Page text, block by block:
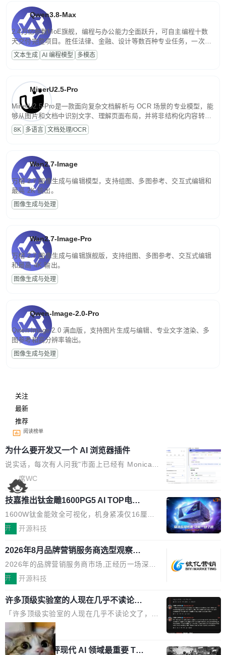
Qwen3.8-Max
2.4万亿参数MoE旗舰，编程与办公能力全面跃升，可自主编程十数
天交付完整项目。胜任法律、金融、设计等数百种专业任务，一次对
话端到端交付生产级成果。原生视觉理解贯穿规划、执行与验证全流
程，支持超长文档与长视频的深度语义解析。长程任务中自主规划与
文本生成 AI 编程模型 多模态
MinerU2.5-Pro
MinerU2.5-Pro是一款面向复杂文档解析与 OCR 场景的专业模型，能
够从图片和文档中识别文字、理解页面布局，并将非结构化内容转换
为便于存储、检索和二次处理的结构化结果。
8K 多语言 文档处理/OCR
Wan2.7-Image
万相 2.7 图像生成与编辑模型，支持组图、多图参考、交互式编辑和
最高 2K 输出。
图像生成与处理
Wan2.7-Image-Pro
万相 2.7 图像生成与编辑旗舰版，支持组图、多图参考、交互式编辑
和最高 4K 输出。
图像生成与处理
Qwen-Image-2.0-Pro
Qwen-Image-2.0 满血版，支持图片生成与编辑、专业文字渲染、多
图参考和高分辨率输出。
图像生成与处理
关注
最新
推荐
阅读榜单
为什么要开发又一个 AI 浏览器插件
说实话，每次有人问我"市面上已经有 Monica、
Sider、Copilot for Chrome 这些 AI 浏览器插件
了，你为什么还要再做一个"，我都觉得这个问题
问得好。 因为我自己也是从用户变成开发者的。
现有产品的天花板 我用过不少 AI 浏览器插件。
刚开始觉得都挺好——选中一段文字，弹出解
要。但用久了你会发现，它们本质上都是同一类
东西：一个带网页上下文的聊天框。 它们能读取
页面的文本，然后把文本丢给大模型，再返回一
段回答。仅此而已。 这当然有用，但总觉得差点
意思。比如我在一个后台管理系统里，需要填50
个表单字段，每个字段还有联动逻辑；比如我
想...
席WC
技嘉推出钛金雕1600PG5 AI TOP电
源：为发烧级主机与本地AI算力打造旗
舰供电方案
1600W钛金能效全可视化，机身紧凑仅16厘米
继2026台北电脑展首度亮相后，技嘉科技近日正
电源专为发烧级DIY主机与本地AI算力平台打
造，整机长度仅16厘米，提供1600W额定功率
与80PLUS钛金能效；支持ATX 3.1与PCIe 5.1
规范，结合服务器级元件、完善供电线材与内置
实时LCD监控屏，可充分满足当下高阶PC主机
的严苛使用需求。 澎湃功率，紧凑机身 钛金雕1
600PG5 AI TOP具备强悍输出功率，同时实现
机身尺寸大幅精简。整机长度仅16厘米，属于同
功率段机身尺寸十分紧凑的1600W电源产品。小
开 开源科技
2026年8月品牌营销服务商选型观察：
从流量思维到品牌资产思维的范式转移
2026年的品牌营销服务商市场,正经历一场深刻
的价值重构。全球全案品牌代理机构市场从2025
复合增长率达5.44%,预计2032年将突破120亿美
元。数字广告与公共关系相关服务市场更是从20
25年的8463亿美元扩张至2026年的8763亿美
元。数字的背后是一个清晰的事实——品牌对专
业化营销服务的需求从未如此迫切。 但市场扩容
开 开源科技
许多顶级实验室的人现在几乎不读论文
了
「许多顶级实验室的人现在几乎不读论文了，而
且他们认为 ICLR/ICML/NeurIPS 充斥着大量过
度宣传和欺诈。」 OpenAI 研究员 Keller Jorda
n 这条推文引发了广泛讨论。他不是在说风凉
局
xAI 前工程师评现代 AI 领域最重要 Top